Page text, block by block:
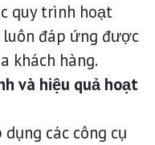
quy trình hoạt
đáp ứng được
khách hàng.
và hiệu quả hoạt
các công cụ